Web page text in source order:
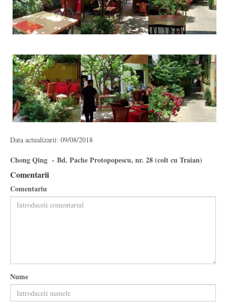
Data actualizarii: 09/08/2018
Chong Qing - Bd. Pache Protopopescu, nr. 28 (colt cu Traian)
Comentarii
Comentariu
Nume